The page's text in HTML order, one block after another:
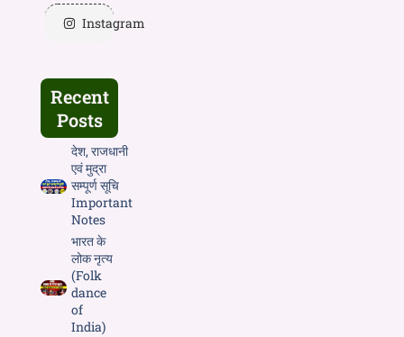
Instagram
Recent
Posts
देश, राजधानी
एवं मुद्रा
सम्पूर्ण सूचि
Important
Notes
भारत के
लोक नृत्य
(Folk
dance
of
India)